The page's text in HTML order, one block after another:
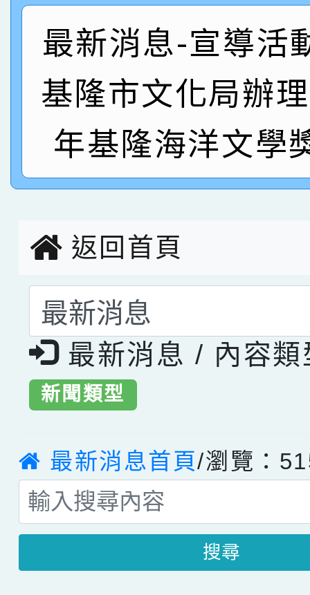
創客第三名。
賽 洪綺君教師榮獲社
名
賀！本校阿巴斯O蜜、
倩參加桃園市科展 國
名 指導老師王老師、
賀！本校四年二班張O
園市英語競賽國小朗讀
指導老師林老師
賀！本校參加桃園市中
賽 劉文瑛教師榮獲教
臺灣台語-第二名
賀！本校參與2026世
市賽榮獲科學小創客佳
最新消息-宣導活
基隆市文化局辦
年基隆海洋文學
返回首頁
選擇後頁面內容會更
最新消息 / 內容類
新聞類型
最新消息首頁/瀏覽：
搜尋